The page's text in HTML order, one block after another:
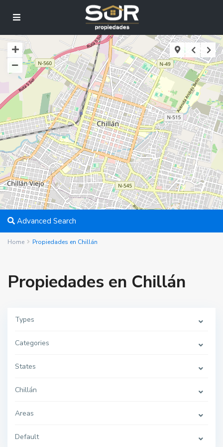
Advanced Search
Home Propiedades en Chillán
Propiedades en Chillán
Types
Categories
States
Chillán
Areas
Default